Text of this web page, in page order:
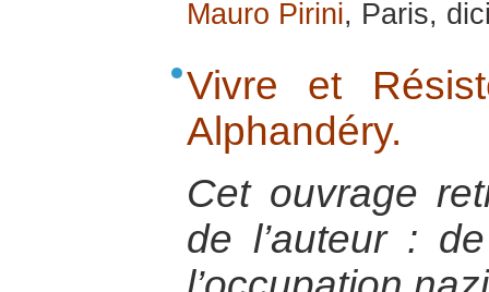
Mauro Pirini, Paris,
Vivre et
Alphandéry.
Cet ouvrage
de l’auteur :